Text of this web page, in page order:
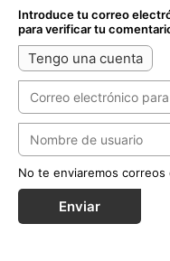
Introduce tu correo
para verificar tu
Tengo una cuenta
No te enviaremos
Enviar